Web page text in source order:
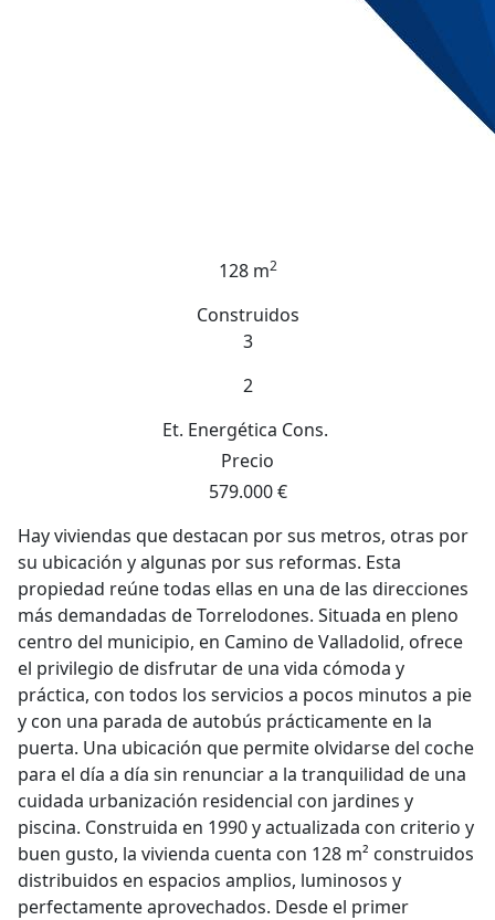
128 m2
Construidos
3
2
Et. Energética Cons.
Precio
579.000 €
Hay viviendas que destacan por sus metros, otras por
su ubicación y algunas por sus reformas. Esta
propiedad reúne todas ellas en una de las direcciones
más demandadas de Torrelodones. Situada en pleno
centro del municipio, en Camino de Valladolid, ofrece
el privilegio de disfrutar de una vida cómoda y
práctica, con todos los servicios a pocos minutos a pie
y con una parada de autobús prácticamente en la
puerta. Una ubicación que permite olvidarse del coche
para el día a día sin renunciar a la tranquilidad de una
cuidada urbanización residencial con jardines y
piscina. Construida en 1990 y actualizada con criterio y
buen gusto, la vivienda cuenta con 128 m² construidos
distribuidos en espacios amplios, luminosos y
perfectamente aprovechados. Desde el primer